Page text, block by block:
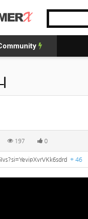
197 0
+ 46